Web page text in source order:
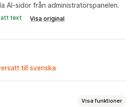
AI-sidor från administratörspanelen.
text Visa original
till svenska
Visa funktioner